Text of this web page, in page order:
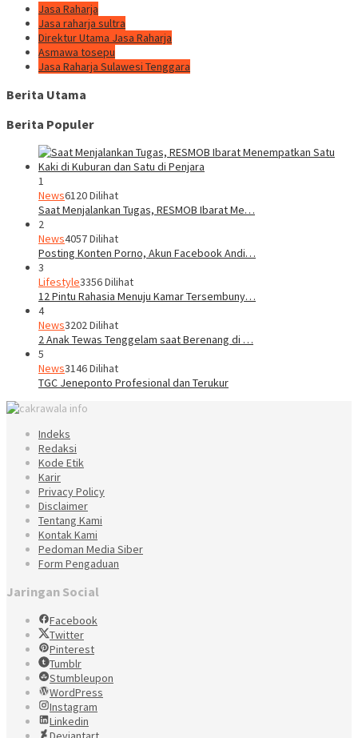
Jasa Raharja
Jasa raharja sultra
Direktur Utama Jasa Raharja
Asmawa tosepu
Jasa Raharja Sulawesi Tenggara
Berita Utama
Berita Populer
1
News6120 Dilihat
Saat Menjalankan Tugas, RESMOB Ibarat Me…
2
News4057 Dilihat
Posting Konten Porno, Akun Facebook Andi…
3
Lifestyle3356 Dilihat
12 Pintu Rahasia Menuju Kamar Tersembuny…
4
News3202 Dilihat
2 Anak Tewas Tenggelam saat Berenang di …
5
News3146 Dilihat
TGC Jeneponto Profesional dan Terukur
Indeks
Redaksi
Kode Etik
Karir
Privacy Policy
Disclaimer
Tentang Kami
Kontak Kami
Pedoman Media Siber
Form Pengaduan
Jaringan Social
Facebook
Twitter
Pinterest
Tumblr
Stumbleupon
WordPress
Instagram
Linkedin